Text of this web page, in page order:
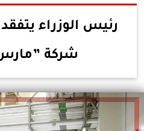
رئيس الوزراء
شركة